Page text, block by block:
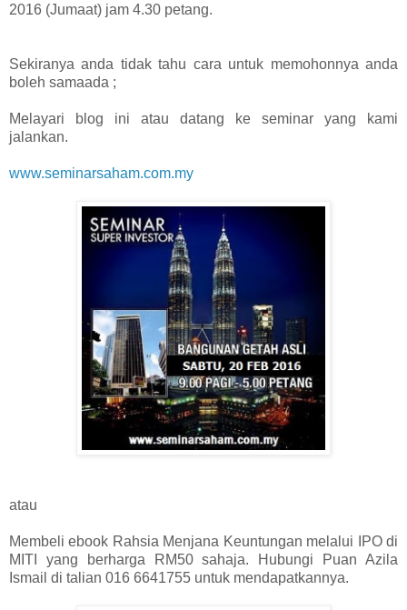
2016 (Jumaat) jam 4.30 petang.
Sekiranya anda tidak tahu cara untuk memohonnya anda
boleh samaada ;
Melayari blog ini atau datang ke seminar yang kami
jalankan.
www.seminarsaham.com.my
atau
Membeli ebook Rahsia Menjana Keuntungan melalui IPO di
MITI yang berharga RM50 sahaja. Hubungi Puan Azila
Ismail di talian 016 6641755 untuk mendapatkannya.